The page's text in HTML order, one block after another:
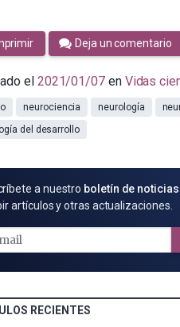
Deja un comentario
el 2021/01/07 en Vidas
neurociencia neurología
del desarrollo
a nuestro boletín de
artículos y otras actualizaciones.
RECIENTES